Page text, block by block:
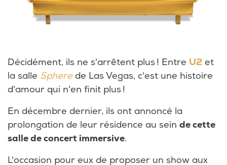
Décidément, ils ne s'arrêtent plus ! Entre U2 et
la salle Spherede Las Vegas, c'est une histoire
d'amour qui n'en finit plus !
En décembre dernier, ils ont annoncé la
prolongation de leur résidence au sein de cette
salle de concert immersive.
L'occasion pour eux de proposer un show aux